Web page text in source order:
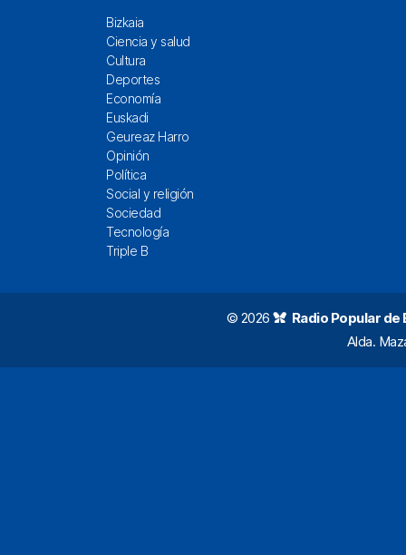
Bizkaia
Ciencia y salud
Cultura
Deportes
Economía
Euskadi
Geureaz Harro
Opinión
Política
Social y religión
Sociedad
Tecnología
Triple B
© 2026 Radio Popular de
Alda.